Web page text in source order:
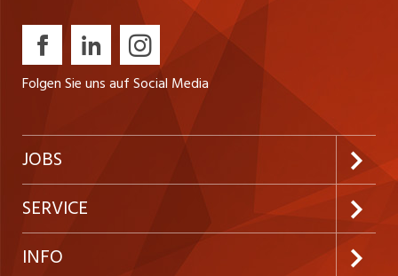
Folgen Sie uns auf Social Media
JOBS
Jobabo abonnieren
Neue Stellen
SERVICE
Kundenlogin
INFO